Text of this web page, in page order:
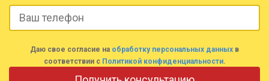
Даю свое согласие на обработку персональных данных в
соответствии с Политикой конфиденциальности.